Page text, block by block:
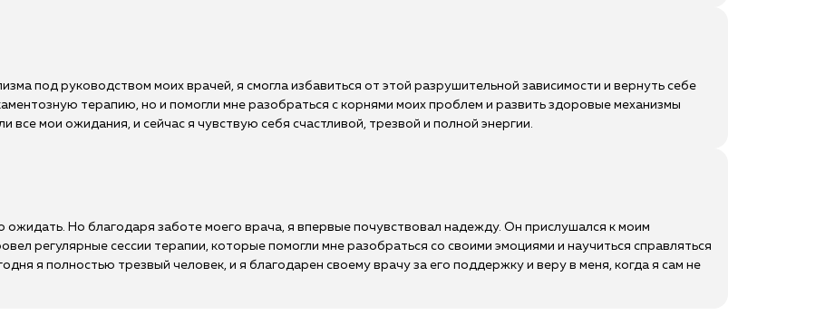
под руководством моих врачей, я смогла избавиться от этой разрушительной зависимости и вернуть себе
терапию, но и помогли мне разобраться с корнями моих проблем и развить здоровые механизмы
все мои ожидания, и сейчас я чувствую себя счастливой, трезвой и полной энергии.
ожидать. Но благодаря заботе моего врача, я впервые почувствовал надежду. Он прислушался к моим
регулярные сессии терапии, которые помогли мне разобраться со своими эмоциями и научиться справляться
я полностью трезвый человек, и я благодарен своему врачу за его поддержку и веру в меня, когда я сам не